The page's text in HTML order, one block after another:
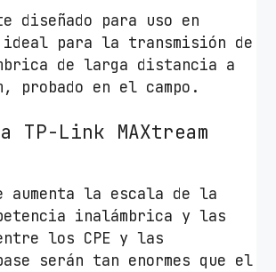
diseñado para uso en
para la transmisión de
de larga distancia a
probado en el campo.
TP-Link MAXtream
aumenta la escala de la
inalámbrica y las
los CPE y las
serán tan enormes que el